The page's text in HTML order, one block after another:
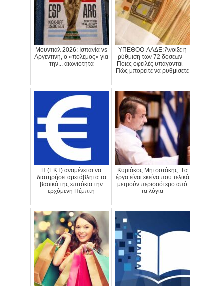
Μουντιάλ 2026: Ισπανία vs
Αργεντινή, ο «πόλεμος» για
την... αιωνιότητα
ΥΠΕΘΟΟ-ΑΑΔΕ: Άνοιξε η
ρύθμιση των 72 δόσεων –
Ποιες οφειλές υπάγονται –
Πώς μπορείτε να ρυθμίσετε
H (ΕΚΤ) αναμένεται να
διατηρήσει αμετάβλητα τα
βασικά της επιτόκια την
ερχόμενη Πέμπτη
Κυριάκος Μητσοτάκης: Tα
έργα είναι εκείνα που τελικά
μετρούν περισσότερο από
τα λόγια